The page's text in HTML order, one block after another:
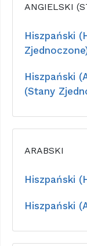
ANGIELSKI
Hiszpański
Hiszpański
(Stany
ARABSKI
Hiszpański
Hiszpański